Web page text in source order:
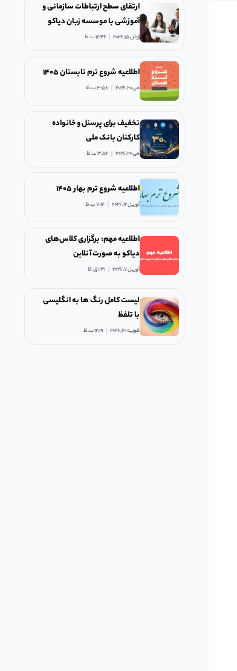
ارتقای سطح ارتباطات سازمانی و
آموزشی با موسسه زبان دیاکو
ژوئن 15, 2026 12:46 ب.ظ
اطلاعیه شروع ترم تابستان ۱۴۰۵
می 20, 2026 3:58 ب.ظ
تخفیف برای پرسنل و خانواده
کارکنان بانک ملی
می 20, 2026 3:52 ب.ظ
اطلاعیه شروع ترم بهار ۱۴۰۵
آوریل 12, 2026 7:14 ب.ظ
اطلاعیه مهم: برگزاری کلاس‌های
دیاکو به صورت آنلاین
آوریل 7, 2026 1:31 ق.ظ
لیست کامل رنگ ها به انگلیسی
با تلفظ
فوریه 20, 2026 12:19 ب.ظ